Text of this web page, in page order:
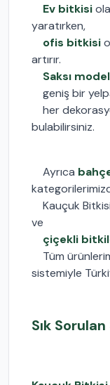
Ev bitkisi
yaratırken,
ofis bitkisi
artırır.
Saksı
geniş bir
her
bulabilirsiniz.
Ayrıca
Kauçuk
ve
çiçekli
Tüm
sistemiyle
Sık